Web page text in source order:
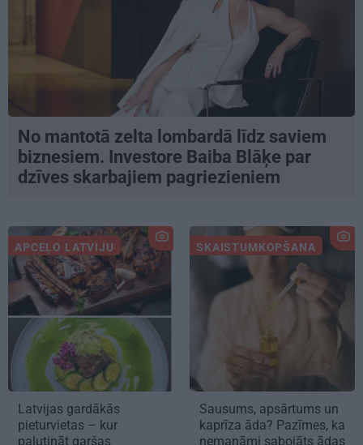
No mantotā zelta lombardā līdz saviem
biznesiem. Investore Baiba Blāķe par
dzīves skarbajiem pagriezieniem
APCEĻO LATVIJU
Latvijas gardākās
pieturvietas – kur
palutināt garšas
SKAISTUMKOPŠANA
Sausums, apsārtums un
kaprīza āda? Pazīmes, ka
nemanāmi sabojāts ādas